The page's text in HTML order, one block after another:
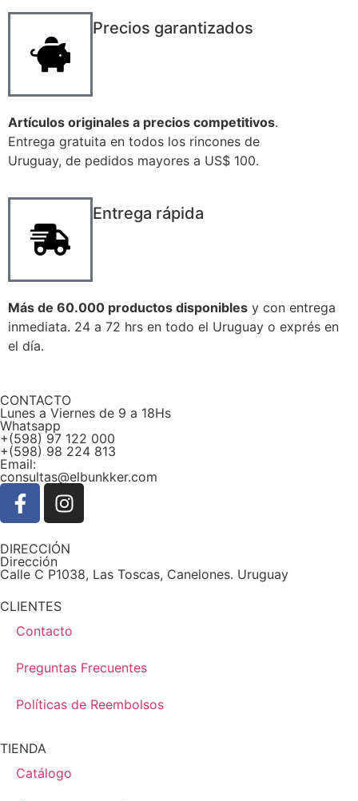
Precios garantizados
Artículos originales a precios competitivos.
Entrega gratuita en todos los rincones de
Uruguay, de pedidos mayores a US$ 100.
Entrega rápida
Más de 60.000 productos disponibles y con entrega
inmediata. 24 a 72 hrs en todo el Uruguay o exprés en
el día.
CONTACTO
Lunes a Viernes de 9 a 18Hs
Whatsapp
+(598) 97 122 000
+(598) 98 224 813
Email:
consultas@elbunkker.com
DIRECCIÓN
Dirección
Calle C P1038, Las Toscas, Canelones. Uruguay
CLIENTES
Contacto
Preguntas Frecuentes
Políticas de Reembolsos
TIENDA
Catálogo